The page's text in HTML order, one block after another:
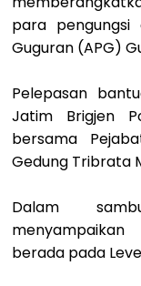
para
Guguran (APG)
Pelepasan
Jatim Brigjen
bersama
Gedung Tribrata
Dalam
berada pada